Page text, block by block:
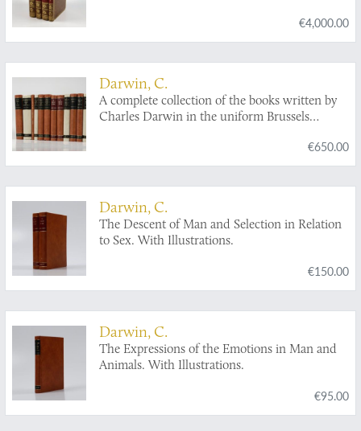
l'anatomie comparée. Avec figures, dessinées
d'après nature.
€4,000.00
Darwin, C.
A complete collection of the books written by
Charles Darwin in the uniform Brussels
€650.00
Darwin, C.
The Descent of Man and Selection in Relation
to Sex. With Illustrations.
€150.00
Darwin, C.
The Expressions of the Emotions in Man and
Animals. With Illustrations.
€95.00